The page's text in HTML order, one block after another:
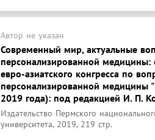
Автор не указан
Современный мир, актуальные
персонализированной
евро-азиатского конгресса по
персонализированной медицины
2019 года): под редакцией И. П.
Издательство Пермского
университета, 2019, 219 стр.